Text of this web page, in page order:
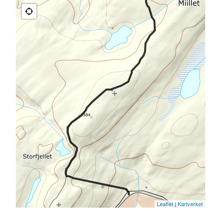
Leaflet| Kartverket